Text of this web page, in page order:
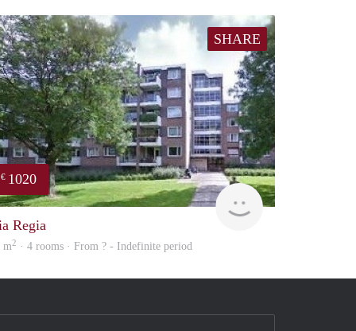
SHARE
€ 1020
finder
Regia
m2 · 4 rooms · From ? - Indefinite period